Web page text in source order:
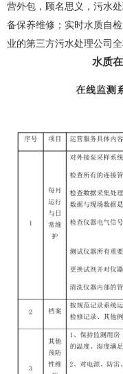
营外包，顾名思义，污水
备保养维修；实时水质自
业的第三方污水处理公司
水质